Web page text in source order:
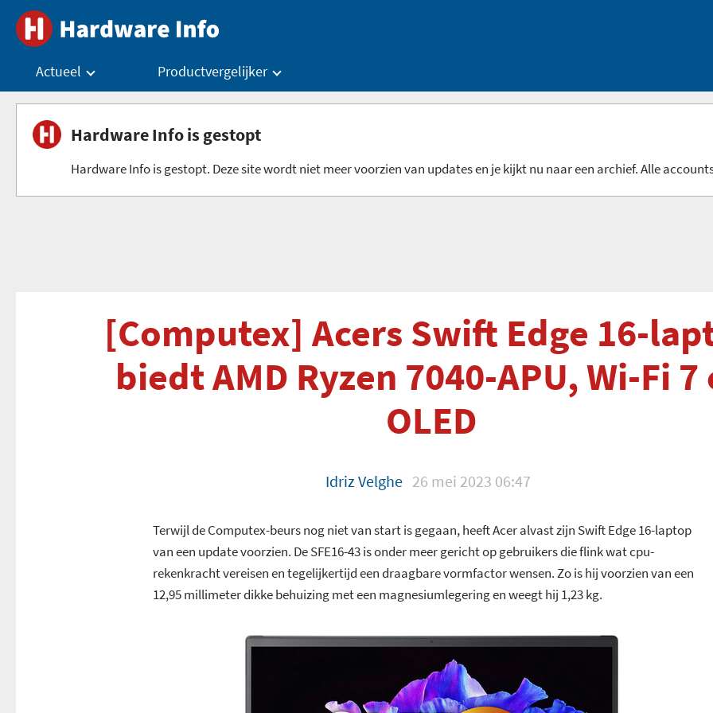
Actueel Productvergelijker
Hardware Info is gestopt
Hardware Info is gestopt. Deze site wordt niet meer voorzien van updates en je kijkt nu naar een archief. Alle
[Computex] Acers Swift Edge 16-
biedt AMD Ryzen 7040-APU, Wi-Fi 7
OLED
Idriz Velghe 26 mei 2023 06:47
Terwijl de Computex-beurs nog niet van start is gegaan, heeft Acer alvast zijn Swift Edge 16-laptop
van een update voorzien. De SFE16-43 is onder meer gericht op gebruikers die flink wat cpu-
rekenkracht vereisen en tegelijkertijd een draagbare vormfactor wensen. Zo is hij voorzien van een
12,95 millimeter dikke behuizing met een magnesiumlegering en weegt hij 1,23 kg.